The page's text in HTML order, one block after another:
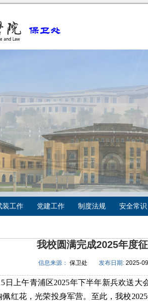
装工作 党建工作 制度法规 安全常识
我校圆满完成2025年度
信息来源： 保卫处 发布日期: 2025-
日上午青浦区2025年下半年新兵欢送
红花，光荣投身军营。至此，我校